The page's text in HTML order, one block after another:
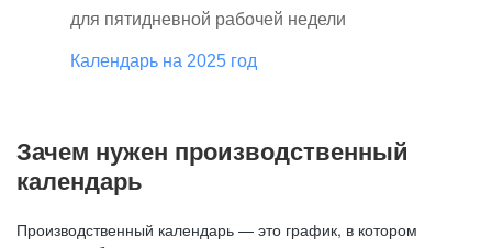
для пятидневной рабочей недели
Календарь на 2025 год
Зачем нужен производственный
календарь
Производственный календарь — это график, в котором